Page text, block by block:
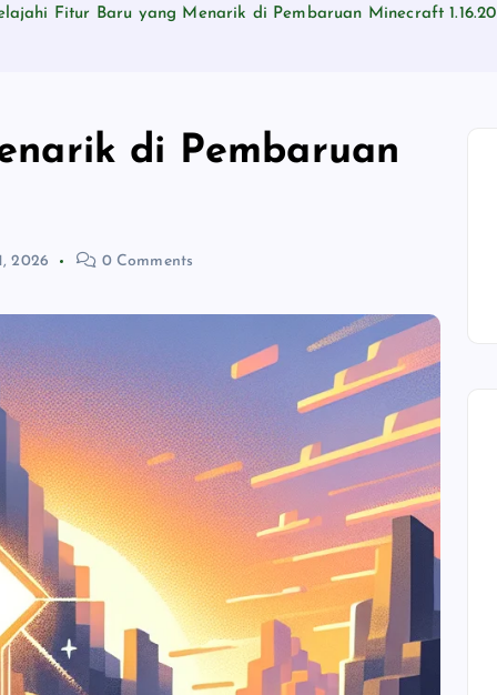
Fitur Baru yang Menarik di Pembaruan Minecraft 1.16.20
di Pembaruan
2026 0 Comments